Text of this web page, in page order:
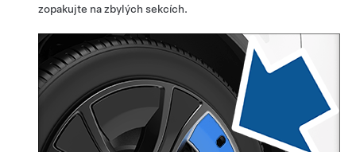
zopakujte na zbylých sekcích.